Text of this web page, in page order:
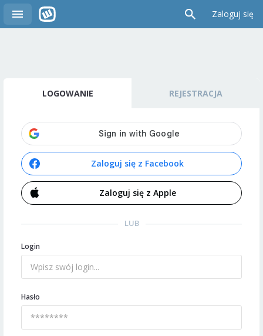
Zaloguj się
LOGOWANIE REJESTRACJA
Zaloguj się z Facebook
Zaloguj się z Apple
LUB
Login
Hasło